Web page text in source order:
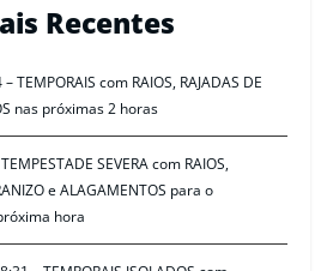
Recentes
TEMPORAIS com RAIOS, RAJADAS DE
nas próximas 2 horas
SEVERA com RAIOS,
e ALAGAMENTOS para o
hora